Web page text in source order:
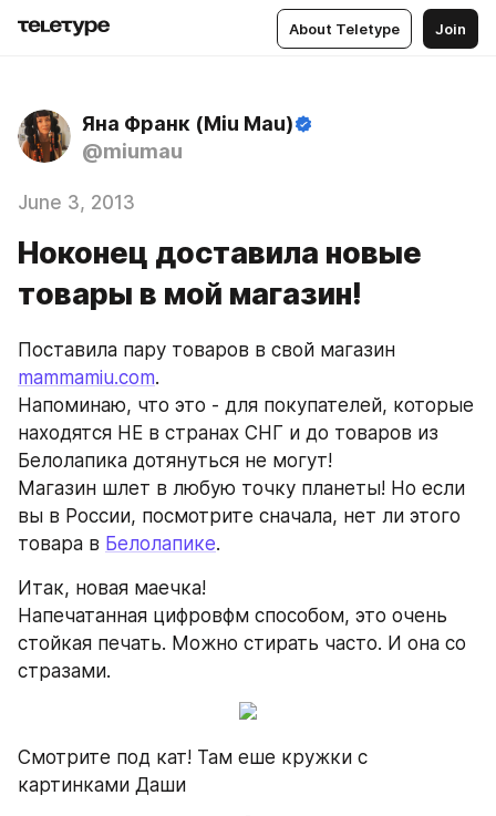
About Teletype Join
Яна Франк (Miu Mau)
@miumau
June 3, 2013
Ноконец доставила новые
товары в мой магазин!
mammamiu.com.
Напоминаю, что это - для покупателей, которые
находятся НЕ в странах СНГ и до товаров из
Белолапика дотянуться не могут!
Магазин шлет в любую точку планеты! Но если
вы в России, посмотрите сначала, нет ли этого
товара в Белолапике.
Итак, новая маечка!
Напечатанная цифровфм способом, это очень
стойкая печать. Можно стирать часто. И она со
стразами.
Смотрите под кат! Там еше кружки с
картинками Даши